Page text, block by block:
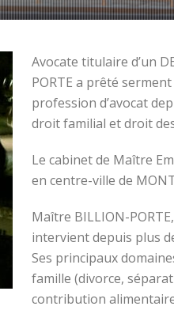
Avocate titulaire d’un
PORTE a prêté
profession d’avocat
droit familial et droit
Le cabinet de Maître
en centre-ville de
Maître BILLION-
intervient depuis plus
Ses principaux
famille (divorce,
contribution